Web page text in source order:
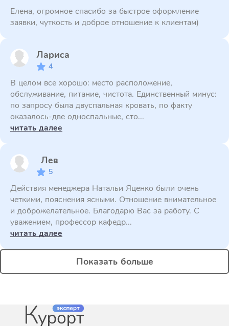
Елена, огромное спасибо за быстрое оформление
заявки, чуткость и доброе отношение к клиентам)
Лариса
4
В целом все хорошо: место расположение,
обслуживание, питание, чистота. Единственный минус:
по запросу была двуспальная кровать, по факту
оказалось-две односпальные, сто...
читать далее
Лев
5
Действия менеджера Натальи Яценко были очень
четкими, пояснения ясными. Отношение внимательное
и доброжелательное. Благодарю Вас за работу. С
уважением, профессор кафедр...
читать далее
Показать больше